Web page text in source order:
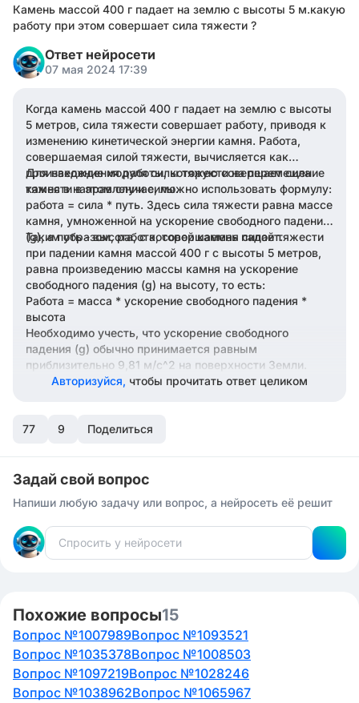
Камень массой 400 г падает на землю с высоты 5 м.какую
работу при этом совершает сила тяжести ?
Ответ нейросети
07 мая 2024 17:39
Когда камень массой 400 г падает на землю с высоты
5 метров, сила тяжести совершает работу, приводя к
изменению кинетической энергии камня. Работа,
совершаемая силой тяжести, вычисляется как
произведение модуля силы тяжести на перемещение
камня в направлении силы.
Для нахождения работы, которую совершает сила
тяжести в этом случае, можно использовать формулу:
работа = сила * путь. Здесь сила тяжести равна массе
камня, умноженной на ускорение свободного падения
(g), а путь - высота, с которой камень падает.
Таким образом, работа, совершаемая силой тяжести
при падении камня массой 400 г с высоты 5 метров,
равна произведению массы камня на ускорение
свободного падения (g) на высоту, то есть:
Работа = масса * ускорение свободного падения *
высота
Необходимо учесть, что ускорение свободного
падения (g) обычно принимается равным
приблизительно 9,81 м/с^2 на поверхности Земли.
Авторизуйся, чтобы прочитать ответ целиком
77 9 Поделиться
Задай свой вопрос
Напиши любую задачу или вопрос, а нейросеть её решит
Похожие вопросы15
Вопрос №1007989Вопрос №1093521
Вопрос №1035378Вопрос №1008503
Вопрос №1097219Вопрос №1028246
Вопрос №1038962Вопрос №1065967